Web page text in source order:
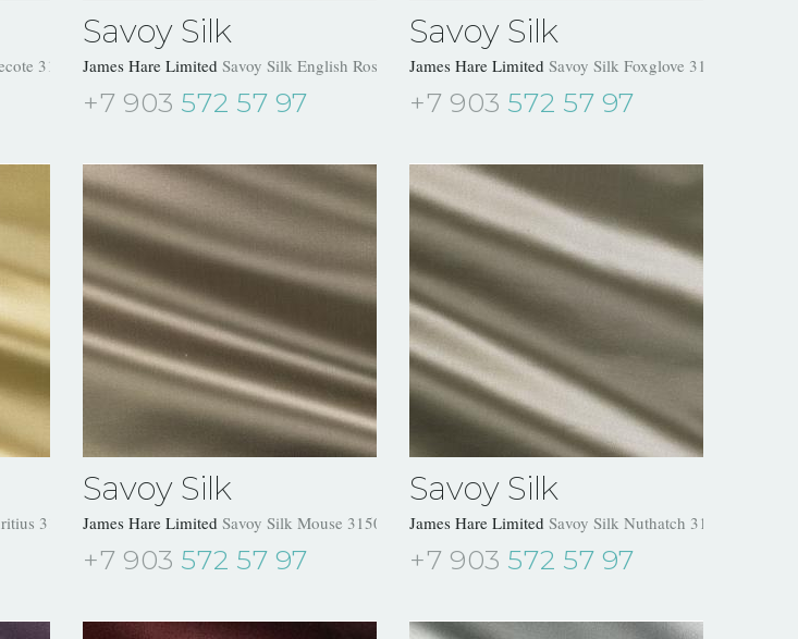
31504/25
Savoy Silk
James Hare Limited Savoy Silk English Rose 31504/11
+7 903 572 57 97
Savoy Silk
James Hare Limited Savoy Silk Foxglove 31504/17
+7 903 572 57 97
31504/20
Savoy Silk
James Hare Limited Savoy Silk Mouse 31504/07
+7 903 572 57 97
Savoy Silk
James Hare Limited Savoy Silk Nuthatch 31504/06
+7 903 572 57 97